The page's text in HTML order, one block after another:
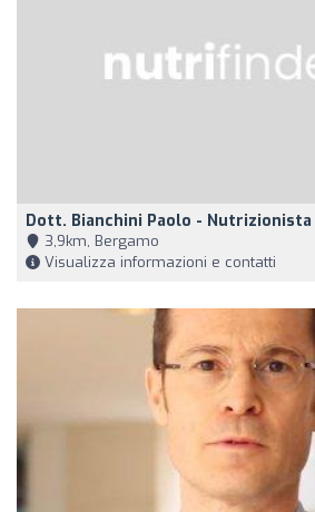
Dott. Bianchini Paolo - Nutrizionista
3,9km, Bergamo
Visualizza informazioni e contatti